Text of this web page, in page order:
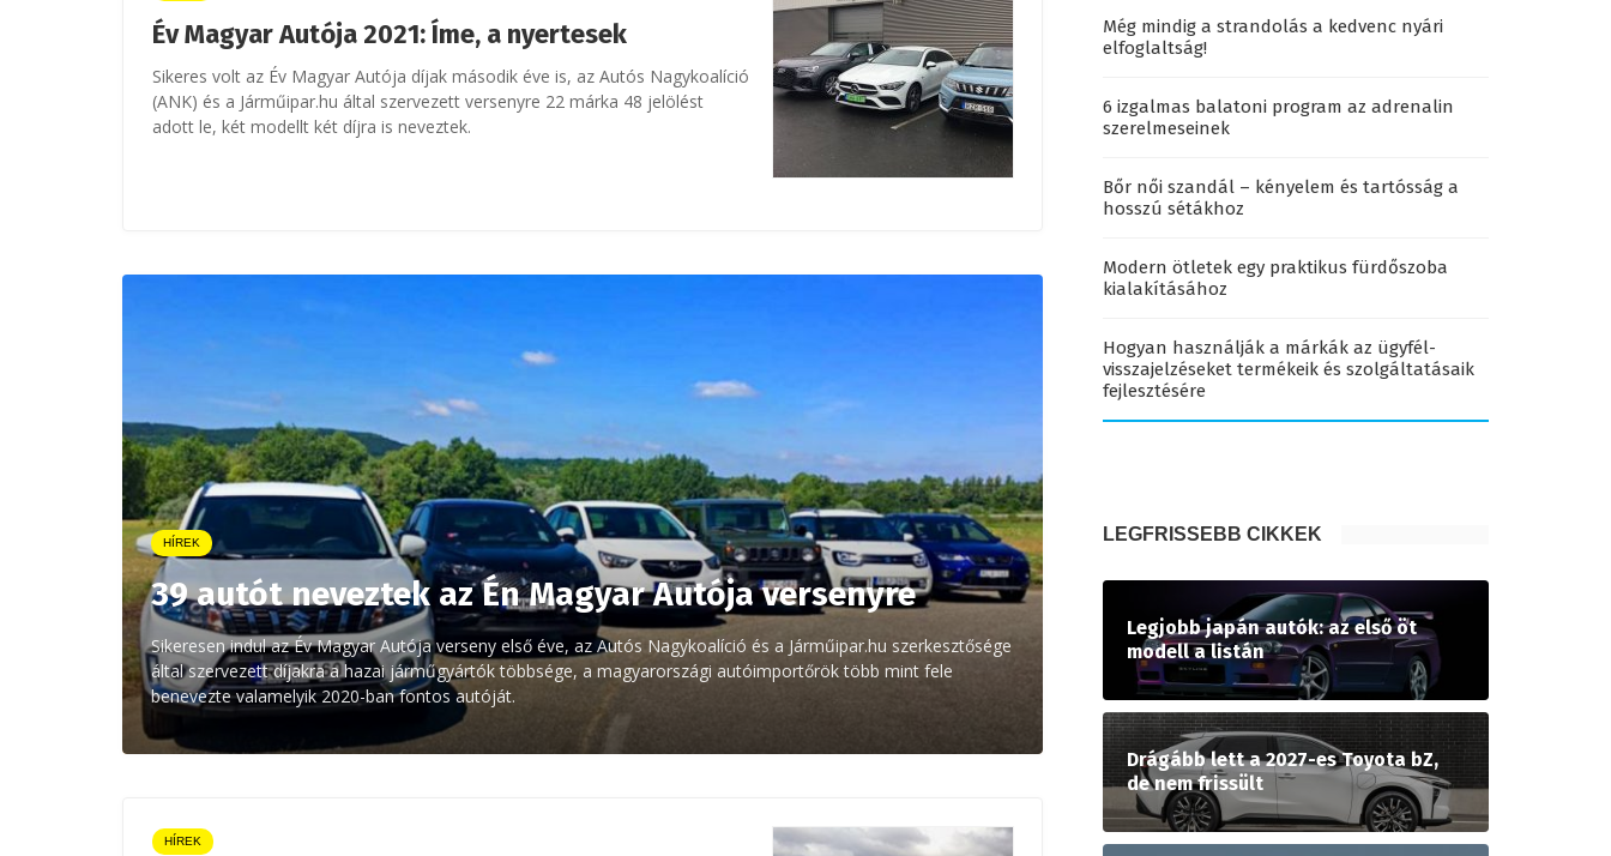
Év Magyar Autója 2021: Íme, a nyertesek
Sikeres volt az Év Magyar Autója díjak második éve is, az Autós Nagykoalíció
(ANK) és a Járműipar.hu által szervezett versenyre 22 márka 48 jelölést
adott le, két modellt két díjra is neveztek.
HÍREK
39 autót neveztek az Én Magyar Autója versenyre
Sikeresen indul az Év Magyar Autója verseny első éve, az Autós Nagykoalíció és a Járműipar.hu szerkesztősége
által szervezett díjakra a hazai járműgyártók többsége, a magyarországi autóimportőrök több mint fele
benevezte valamelyik 2020-ban fontos autóját.
HÍREK
Még mindig a strandolás a kedvenc nyári
elfoglaltság!
6 izgalmas balatoni program az adrenalin
szerelmeseinek
Bőr női szandál – kényelem és tartósság a
hosszú sétákhoz
Modern ötletek egy praktikus fürdőszoba
kialakításához
Hogyan használják a márkák az ügyfél-
visszajelzéseket termékeik és szolgáltatásaik
fejlesztésére
LEGFRISSEBB CIKKEK
Legjobb japán autók: az első öt
modell a listán
Drágább lett a 2027-es Toyota bZ,
de nem frissült